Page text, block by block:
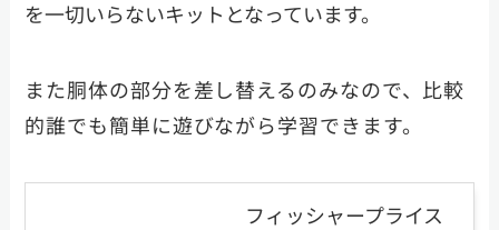
を一切いらないキットとなっています。
また胴体の部分を差し替えるのみなので、比較
的誰でも簡単に遊びながら学習できます。
フィッシャープライス